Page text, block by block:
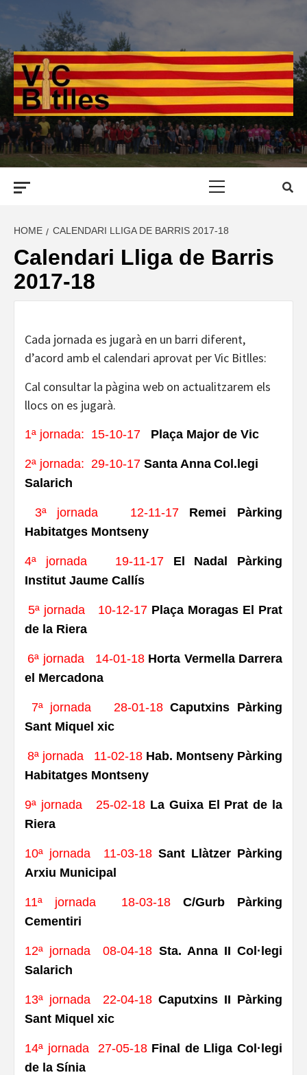
HOME CALENDARI LLIGA DE BARRIS 2017-18
Calendari Lliga de Barris
2017-18
Cada jornada es jugarà en un barri diferent,
d’acord amb el calendari aprovat per Vic Bitlles:
Cal consultar la pàgina web on actualitzarem els
llocs on es jugarà.
1ª jornada: 15-10-17 Plaça Major de Vic
2ª jornada: 29-10-17 Santa Anna Col.legi
Salarich
3ª jornada 12-11-17 Remei Pàrking
Habitatges Montseny
4ª jornada 19-11-17 El Nadal Pàrking
Institut Jaume Callís
5ª jornada 10-12-17 Plaça Moragas El Prat
de la Riera
6ª jornada 14-01-18 Horta Vermella Darrera
el Mercadona
7ª jornada 28-01-18Caputxins Pàrking
Sant Miquel xic
8ª jornada 11-02-18 Hab. Montseny Pàrking
Habitatges Montseny
9ª jornada 25-02-18 La Guixa El Prat de la
Riera
10ª jornada 11-03-18 Sant Llàtzer Pàrking
Arxiu Municipal
11ª jornada 18-03-18 C/Gurb Pàrking
Cementiri
12ª jornada 08-04-18 Sta. Anna II Col·legi
Salarich
13ª jornada 22-04-18 Caputxins II Pàrking
Sant Miquel xic
14ª jornada 27-05-18 Final de Lliga Col·legi
de la Sínia